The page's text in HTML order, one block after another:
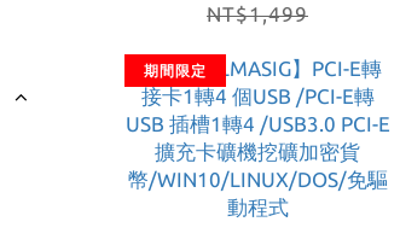
(USB3.0*2)前置轉
接卡
NT$1,499
期間限定